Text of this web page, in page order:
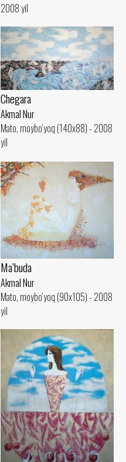
2008 yil
Chegara
Akmal Nur
Mato, moybo‘yoq (140x88) - 2008
yil
Ma’buda
Akmal Nur
Mato, moybo‘yoq (90x105) - 2008
yil